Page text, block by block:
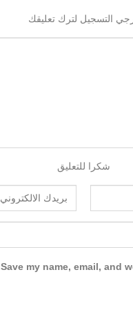
التسجيل لترك تعليقك
شكرا للتعليق
Save my name, email, and